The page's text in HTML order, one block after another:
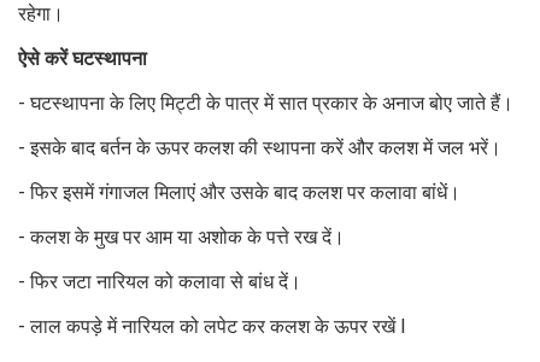
रहेगा।
ऐसे करें घटस्थापना
- घटस्थापना के लिए मिट्टी के पात्र में सात प्रकार के अनाज बोए जाते हैं।
- इसके बाद बर्तन के ऊपर कलश की स्थापना करें और कलश में जल भरें।
- फिर इसमें गंगाजल मिलाएं और उसके बाद कलश पर कलावा बांधें।
- कलश के मुख पर आम या अशोक के पत्ते रख दें।
- फिर जटा नारियल को कलावा से बांध दें।
- लाल कपड़े में नारियल को लपेट कर कलश के ऊपर रखें l